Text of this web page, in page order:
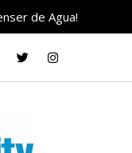
de Agua!